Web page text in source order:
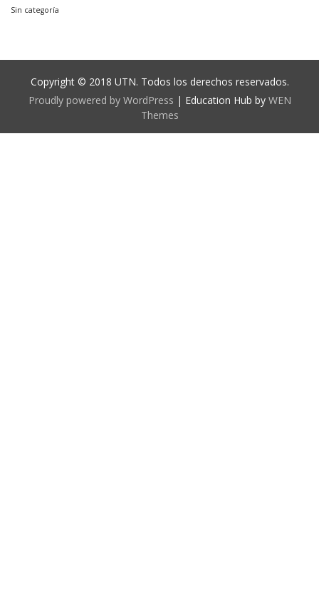
Sin categoría
Copyright © 2018 UTN. Todos los derechos reservados.
Proudly powered by WordPress | Education Hub by WEN
Themes